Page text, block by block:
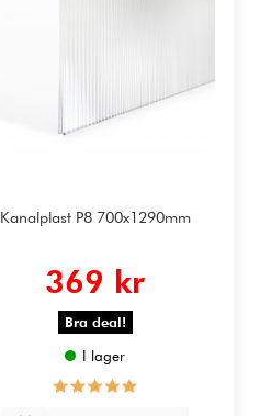
Kanalplast P8 700x1290mm
369 kr
Bra deal!
I lager